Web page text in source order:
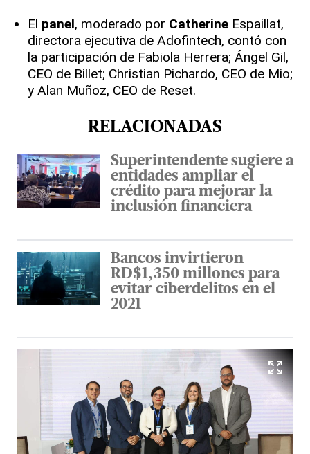
El panel, moderado por Catherine Espaillat,
directora ejecutiva de Adofintech, contó con
la participación de Fabiola Herrera; Ángel Gil,
CEO de Billet; Christian Pichardo, CEO de Mio;
y Alan Muñoz, CEO de Reset.
RELACIONADAS
Superintendente sugiere a
entidades ampliar el
crédito para mejorar la
inclusión financiera
Bancos invirtieron
RD$1,350 millones para
evitar ciberdelitos en el
2021